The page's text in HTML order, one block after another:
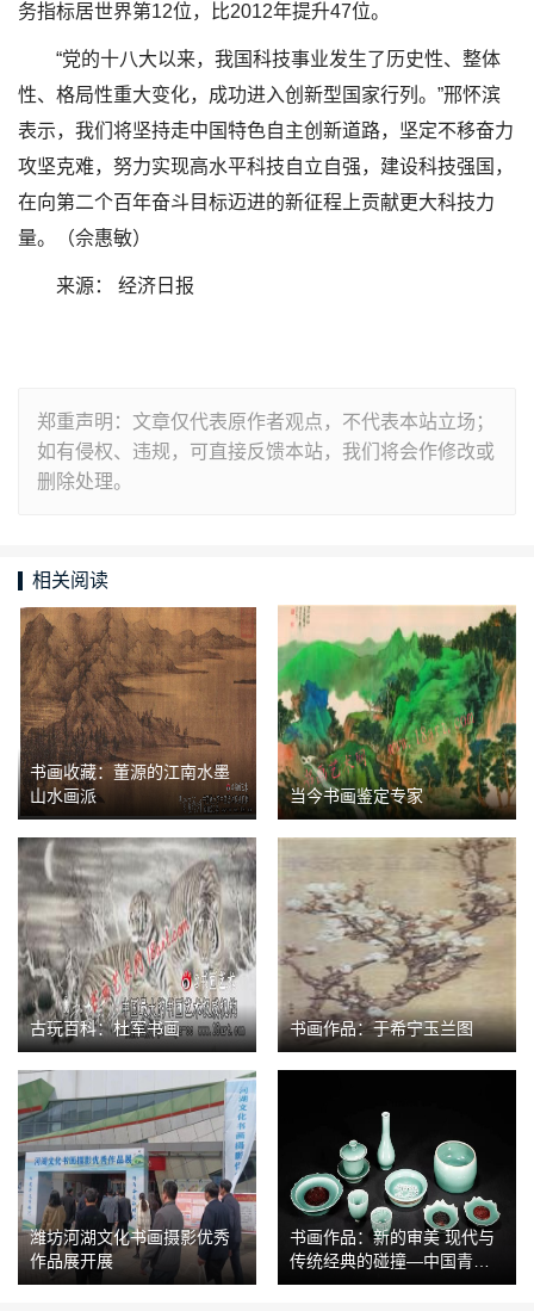
务指标居世界第12位，比2012年提升47位。
“党的十八大以来，我国科技事业发生了历史性、整体
性、格局性重大变化，成功进入创新型国家行列。”邢怀滨
表示，我们将坚持走中国特色自主创新道路，坚定不移奋力
攻坚克难，努力实现高水平科技自立自强，建设科技强国，
在向第二个百年奋斗目标迈进的新征程上贡献更大科技力
量。（佘惠敏）
来源： 经济日报
郑重声明：文章仅代表原作者观点，不代表本站立场；
如有侵权、违规，可直接反馈本站，我们将会作修改或
删除处理。
相关阅读
书画收藏：董源的江南水墨
山水画派
当今书画鉴定专家
古玩百科：杜军书画 书画作品：于希宁玉兰图
潍坊河湖文化书画摄影优秀
作品展开展
书画作品：新的审美 现代与
传统经典的碰撞—中国青瓷
全新的呈献